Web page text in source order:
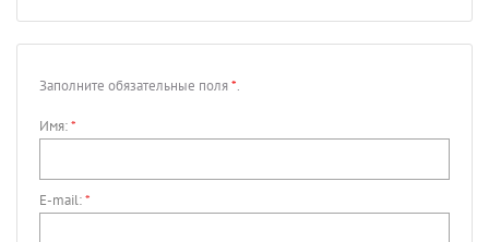
Заполните обязательные поля*.
Имя:*
E-mail:*